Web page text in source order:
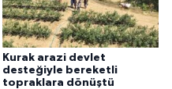
Kurak arazi devlet
desteğiyle bereketli
topraklara dönüştü